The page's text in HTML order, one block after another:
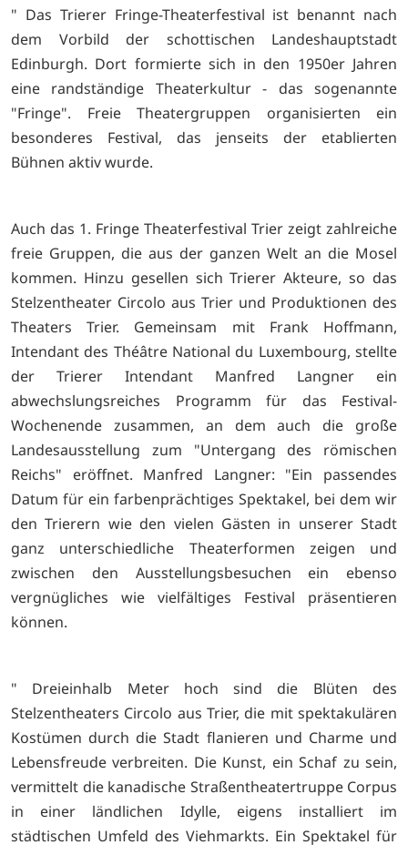
" Das Trierer Fringe-Theaterfestival ist benannt nach
dem Vorbild der schottischen Landeshauptstadt
Edinburgh. Dort formierte sich in den 1950er Jahren
eine randständige Theaterkultur - das sogenannte
"Fringe". Freie Theatergruppen organisierten ein
besonderes Festival, das jenseits der etablierten
Bühnen aktiv wurde.
Auch das 1. Fringe Theaterfestival Trier zeigt zahlreiche
freie Gruppen, die aus der ganzen Welt an die Mosel
kommen. Hinzu gesellen sich Trierer Akteure, so das
Stelzentheater Circolo aus Trier und Produktionen des
Theaters Trier. Gemeinsam mit Frank Hoffmann,
Intendant des Théâtre National du Luxembourg, stellte
der Trierer Intendant Manfred Langner ein
abwechslungsreiches Programm für das Festival-
Wochenende zusammen, an dem auch die große
Landesausstellung zum "Untergang des römischen
Reichs" eröffnet. Manfred Langner: "Ein passendes
Datum für ein farbenprächtiges Spektakel, bei dem wir
den Trierern wie den vielen Gästen in unserer Stadt
ganz unterschiedliche Theaterformen zeigen und
zwischen den Ausstellungsbesuchen ein ebenso
vergnügliches wie vielfältiges Festival präsentieren
können.
" Dreieinhalb Meter hoch sind die Blüten des
Stelzentheaters Circolo aus Trier, die mit spektakulären
Kostümen durch die Stadt flanieren und Charme und
Lebensfreude verbreiten. Die Kunst, ein Schaf zu sein,
vermittelt die kanadische Straßentheatertruppe Corpus
in einer ländlichen Idylle, eigens installiert im
städtischen Umfeld des Viehmarkts. Ein Spektakel für